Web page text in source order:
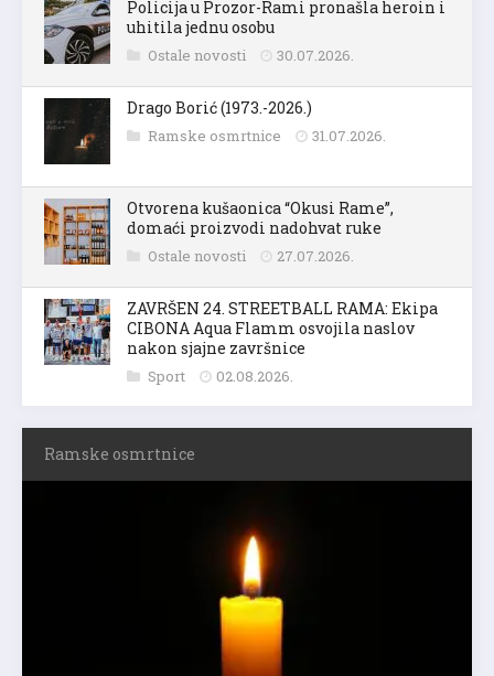
Policija u Prozor-Rami pronašla heroin i
uhitila jednu osobu
Ostale novosti 30.07.2026.
Drago Borić (1973.-2026.)
Ramske osmrtnice 31.07.2026.
Otvorena kušaonica “Okusi Rame”,
domaći proizvodi nadohvat ruke
Ostale novosti 27.07.2026.
ZAVRŠEN 24. STREETBALL RAMA: Ekipa
CIBONA Aqua Flamm osvojila naslov
nakon sjajne završnice
Sport 02.08.2026.
Ramske osmrtnice